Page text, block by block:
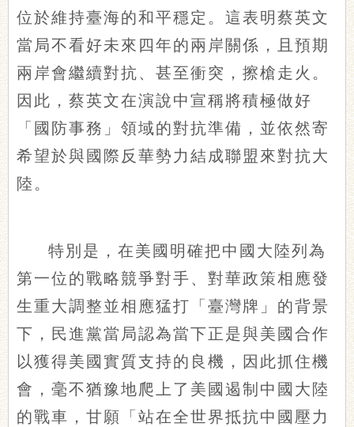
位於維持臺海的和平穩定。這表明蔡英文
當局不看好未來四年的兩岸關係，且預期
兩岸會繼續對抗、甚至衝突，擦槍走火。
因此，蔡英文在演說中宣稱將積極做好
「國防事務」領域的對抗準備，並依然寄
希望於與國際反華勢力結成聯盟來對抗大
陸。
特別是，在美國明確把中國大陸列為
第一位的戰略競爭對手、對華政策相應發
生重大調整並相應猛打「臺灣牌」的背景
下，民進黨當局認為當下正是與美國合作
以獲得美國實質支持的良機，因此抓住機
會，毫不猶豫地爬上了美國遏制中國大陸
的戰車，甘願「站在全世界抵抗中國壓力